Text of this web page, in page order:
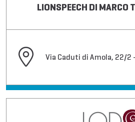
LIONSPEECH DI MARCO
Via Caduti di Amola, 22/2